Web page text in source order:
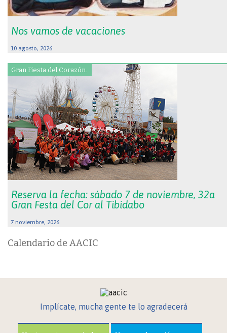
Nos vamos de vacaciones
10 agosto, 2026
Gran Fiesta del Corazón.
Reserva la fecha: sábado 7 de noviembre, 32a
Gran Festa del Cor al Tibidabo
7 noviembre, 2026
Calendario de AACIC
Implícate, mucha gente te lo agradecerá